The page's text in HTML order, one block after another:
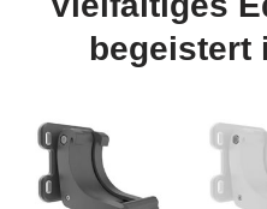
begeistert